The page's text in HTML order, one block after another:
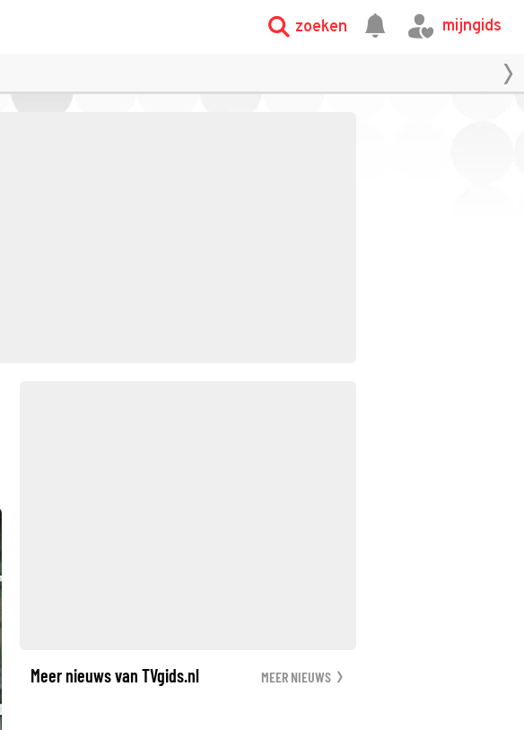
zoeken mijngids
Meer nieuws van TVgids.nl MEER NIEUWS